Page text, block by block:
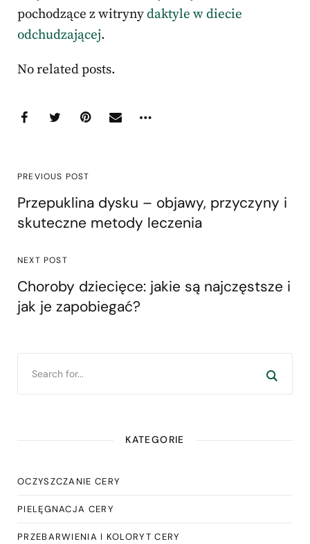
pochodzące z witrynydaktyle w diecie
odchudzającej.
No related posts.
PREVIOUS POST
Przepuklina dysku – objawy, przyczyny i
skuteczne metody leczenia
NEXT POST
Choroby dziecięce: jakie są najczęstsze i
jak je zapobiegać?
KATEGORIE
OCZYSZCZANIE CERY
PIELĘGNACJA CERY
PRZEBARWIENIA I KOLORYT CERY